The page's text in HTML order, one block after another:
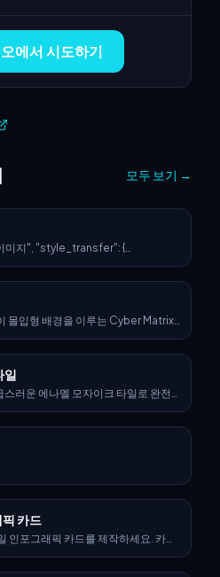
에서 시도하기
모두 보기 →
미지", "style_transfer": {
글로우가 있는 역동적인 시네마틱
{ "texture": "금 배선이 내장된 고광
"몸 전체를 가로지르는 희미하게 맥
{ "type": "중립 그라디언트
몰입형 배경을 이루는 Cyber Matrix
일
러운 에나멜 모자이크 타일로 완전
모지의 상징적 팔레트에서 파생된
일을 사용하세요—금속 포인트, 오팔
앙 공중에 떠 있는, 자립하며 무중력
배경: 순백의 스튜디오 환경, 조각 바
카드
인포그래픽 카드를 제작하세요. 카드